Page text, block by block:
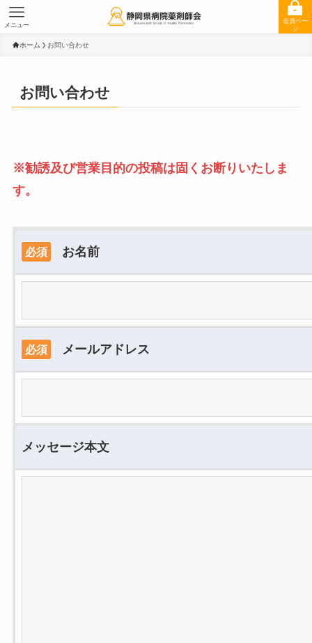
会員ペー
ジ
メニュー
ホーム お問い合わせ
お問い合わせ
※勧誘及び営業目的の投稿は固くお断りいたしま
す。
必須 お名前
必須 メールアドレス
メッセージ本文